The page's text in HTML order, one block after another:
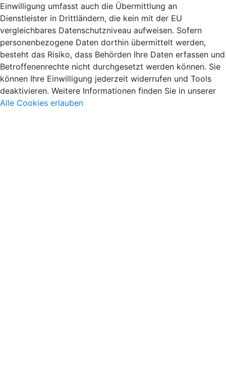
Einwilligung umfasst auch die Übermittlung an
Dienstleister in Drittländern, die kein mit der EU
vergleichbares Datenschutzniveau aufweisen. Sofern
personenbezogene Daten dorthin übermittelt werden,
besteht das Risiko, dass Behörden Ihre Daten erfassen und
Betroffenenrechte nicht durchgesetzt werden können. Sie
können Ihre Einwilligung jederzeit widerrufen und Tools
deaktivieren. Weitere Informationen finden Sie in unserer
Alle Cookies erlauben